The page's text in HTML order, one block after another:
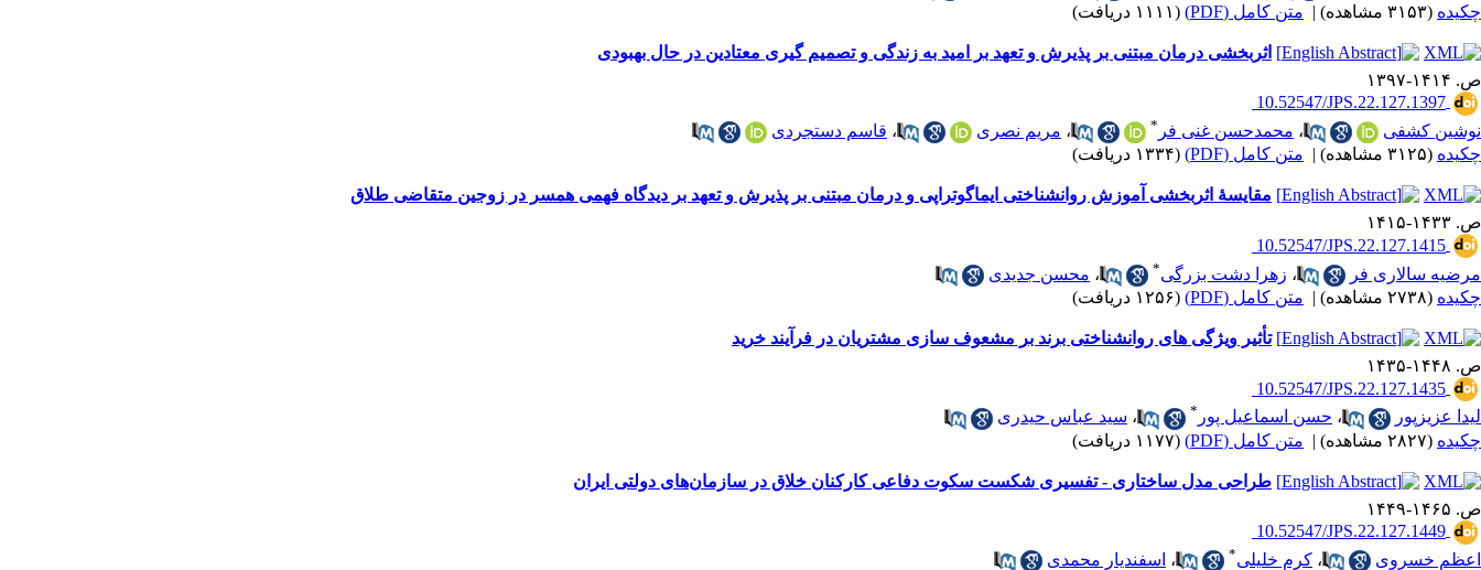
چکیده (۳۱۵۳ مشاهده) | متن کامل (PDF) (۱۱۱۱ دریافت)
اثربخشی درمان مبتنی بر پذیرش و تعهد بر امید به زندگی و تصمیم گیری معتادین در حال بهبودی
ص. ۱۴۱۴-۱۳۹۷
‎ 10.52547/JPS.22.127.1397
نوشین کشفی
، محمدحسن غنی فر * ، مریم نصری ، قاسم دستجردی
چکیده (۳۱۲۵ مشاهده) | متن کامل (PDF) (۱۳۳۴ دریافت)
مقایسۀ اثربخشی آموزش روانشناختی ایماگوتراپی و درمان مبتنی بر پذیرش و تعهد بر دیدگاه ‌فهمی همسر در زوجین متقاضی طلاق
ص. ۱۴۳۳-۱۴۱۵
‎ 10.52547/JPS.22.127.1415
مرضیه سالاری فر
، زهرا دشت بزرگی* ، محسن جدیدی
چکیده (۲۷۳۸ مشاهده) | متن کامل (PDF) (۱۲۵۶ دریافت)
تأثیر ویژگی های روانشناختی برند بر مشعوف سازی مشتریان در فرآیند خرید
ص. ۱۴۴۸-۱۴۳۵
‎ 10.52547/JPS.22.127.1435
لیدا عزیزپور
، حسن اسماعیل پور * ، سید عباس حیدری
چکیده (۲۸۲۷ مشاهده) | متن کامل (PDF) (۱۱۷۷ دریافت)
طراحی مدل ساختاری - تفسیری شکست سکوت دفاعی کارکنان خلاق در سازمان‌های دولتی ایران
ص. ۱۴۶۵-۱۴۴۹
‎ 10.52547/JPS.22.127.1449
اعظم خسروی
، کرم خلیلی* ، اسفندیار محمدی